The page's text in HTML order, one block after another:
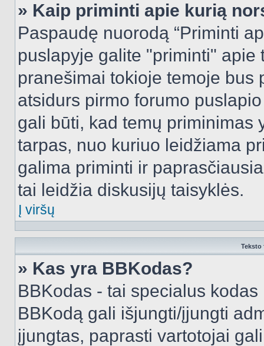
» Kaip priminti apie kurią
Paspaudę nuorodą “Priminti
puslapyje galite "priminti"
pranešimai tokioje temoje bus
atsidurs pirmo forumo
gali būti, kad temų priminimas
tarpas, nuo kuriuo leidžiama
galima priminti ir
tai leidžia diskusijų taisyklės.
Į viršų
Teksto
» Kas yra BBKodas?
BBKodas - tai specialus
BBKodą gali išjungti/įjungti
įjungtas, paprasti vartotojai